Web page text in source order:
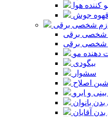
کننده هوا
جوش
شخصی برقی
شخصی برقی
شخصی برقی
دهنده مو
بیگودی
سشوار
اصلاح
و ابرو
بانوان
آقایان